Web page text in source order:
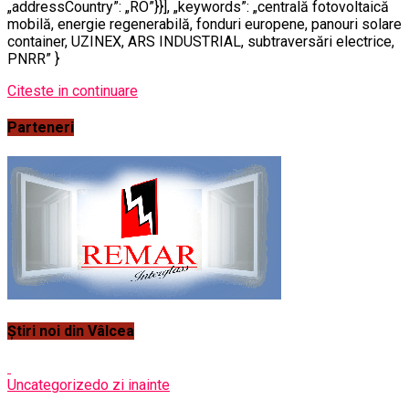
„addressCountry”: „RO”}}], „keywords”: „centrală fotovoltaică
mobilă, energie regenerabilă, fonduri europene, panouri solare
container, UZINEX, ARS INDUSTRIAL, subtraversări electrice,
PNRR” }
Citeste in continuare
Parteneri
Știri noi din Vâlcea
Uncategorizedo zi inainte